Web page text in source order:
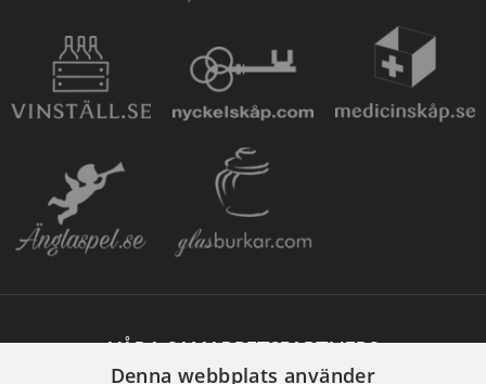
VÅRA SAMARBETSPARTNERS
Denna webbplats använder